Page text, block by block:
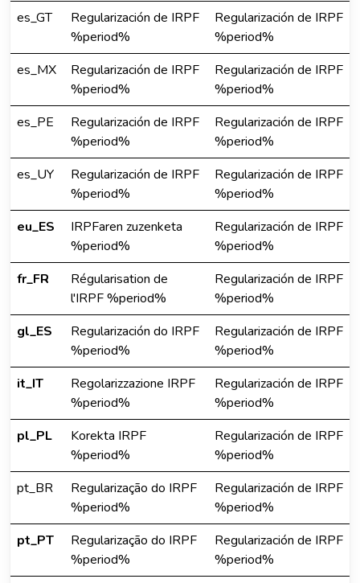
es_GT
Regularización de IRPF
%period%
Regularización de IRPF
%period%
es_MX
Regularización de IRPF
%period%
Regularización de IRPF
%period%
es_PE
Regularización de IRPF
%period%
Regularización de IRPF
%period%
es_UY
Regularización de IRPF
%period%
Regularización de IRPF
%period%
eu_ES
IRPFaren zuzenketa
%period%
Regularización de IRPF
%period%
fr_FR
Régularisation de
l'IRPF %period%
Regularización de IRPF
%period%
gl_ES
Regularización do IRPF
%period%
Regularización de IRPF
%period%
it_IT
Regolarizzazione IRPF
%period%
Regularización de IRPF
%period%
pl_PL
Korekta IRPF
%period%
Regularización de IRPF
%period%
pt_BR
Regularização do IRPF
%period%
Regularización de IRPF
%period%
pt_PT
Regularização do IRPF
%period%
Regularización de IRPF
%period%